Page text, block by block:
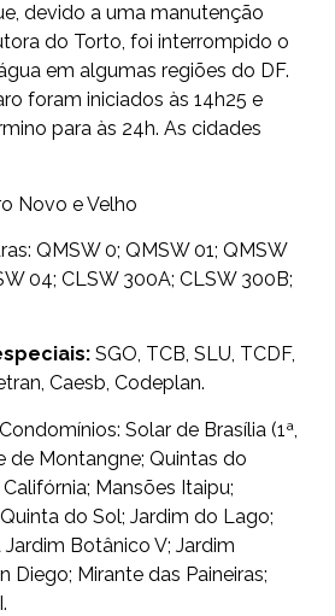
devido a uma manutenção
do Torto, foi interrompido o
em algumas regiões do DF.
foram iniciados às 14h25 e
para às 24h. As cidades
Novo e Velho
QMSW 0; QMSW 01; QMSW
04; CLSW 300A; CLSW 300B;
SGO, TCB, SLU, TCDF,
Caesb, Codeplan.
Solar de Brasília (1ª,
de Montangne; Quintas do
Mansões Itaipu;
do Sol; Jardim do Lago;
Botânico V; Jardim
Diego; Mirante das Paineiras;